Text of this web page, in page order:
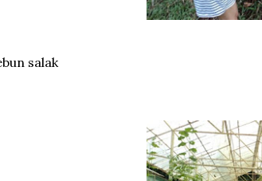
salak